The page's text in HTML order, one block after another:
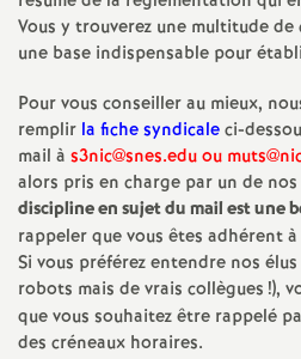
Vous y trouverez une multitude
une base indispensable pour
Pour vous conseiller au mieux,
remplir la fiche syndicaleci-
mail à s3nic@snes.edu ou
alors pris en charge par un de
discipline en sujet du mail est une
rappeler que vous êtes adhérent
Si vous préférez entendre nos
robots mais de vrais collègues !),
que vous souhaitez être rappelé
des créneaux horaires.